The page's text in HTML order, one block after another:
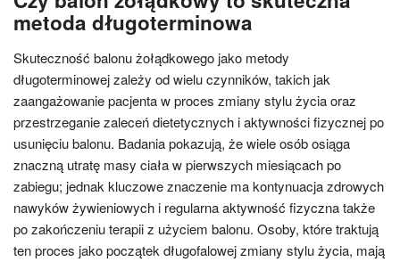
metoda długoterminowa
Skuteczność balonu żołądkowego jako metody
długoterminowej zależy od wielu czynników, takich jak
zaangażowanie pacjenta w proces zmiany stylu życia oraz
przestrzeganie zaleceń dietetycznych i aktywności fizycznej po
usunięciu balonu. Badania pokazują, że wiele osób osiąga
znaczną utratę masy ciała w pierwszych miesiącach po
zabiegu; jednak kluczowe znaczenie ma kontynuacja zdrowych
nawyków żywieniowych i regularna aktywność fizyczna także
po zakończeniu terapii z użyciem balonu. Osoby, które traktują
ten proces jako początek długofalowej zmiany stylu życia, mają